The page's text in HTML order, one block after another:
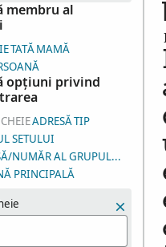
membru al
TATĂMAMĂ
opțiuni privind
ADRESĂTIP
SETULUI
NUMĂR AL GRUPULUI DE
PRINCIPALĂ